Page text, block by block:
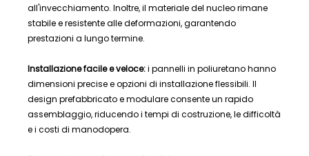
all'invecchiamento. Inoltre, il materiale del nucleo rimane
stabile e resistente alle deformazioni, garantendo
prestazioni a lungo termine.
Installazione facile e veloce:i pannelli in poliuretano hanno
dimensioni precise e opzioni di installazione flessibili. Il
design prefabbricato e modulare consente un rapido
assemblaggio, riducendo i tempi di costruzione, le difficoltà
e i costi di manodopera.